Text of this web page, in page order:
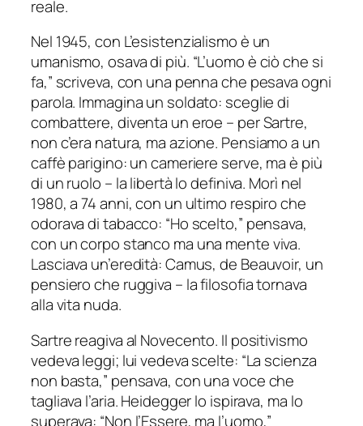
reale.
Nel 1945, con L’esistenzialismo è un
umanismo, osava di più. “L’uomo è ciò che si
fa,” scriveva, con una penna che pesava ogni
parola. Immagina un soldato: sceglie di
combattere, diventa un eroe – per Sartre,
non c’era natura, ma azione. Pensiamo a un
caffè parigino: un cameriere serve, ma è più
di un ruolo – la libertà lo definiva. Morì nel
1980, a 74 anni, con un ultimo respiro che
odorava di tabacco: “Ho scelto,” pensava,
con un corpo stanco ma una mente viva.
Lasciava un’eredità: Camus, de Beauvoir, un
pensiero che ruggiva – la filosofia tornava
alla vita nuda.
Sartre reagiva al Novecento. Il positivismo
vedeva leggi; lui vedeva scelte: “La scienza
non basta,” pensava, con una voce che
tagliava l’aria. Heidegger lo ispirava, ma lo
superava: “Non l’Essere, ma l’uomo,”